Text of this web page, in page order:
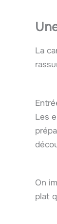
La
Les
On
plat